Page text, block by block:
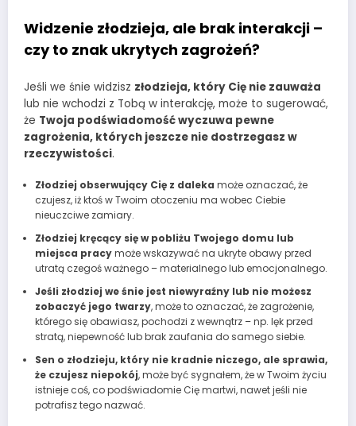
Widzenie złodzieja, ale brak interakcji –
czy to znak ukrytych zagrożeń?
Jeśli we śnie widzisz złodzieja, który Cię nie zauważa
lub nie wchodzi z Tobą w interakcję, może to sugerować,
że Twoja podświadomość wyczuwa pewne
zagrożenia, których jeszcze nie dostrzegasz w
rzeczywistości.
Złodziej obserwujący Cię z daleka może oznaczać, że
czujesz, iż ktoś w Twoim otoczeniu ma wobec Ciebie
nieuczciwe zamiary.
Złodziej kręcący się w pobliżu Twojego domu lub
miejsca pracymoże wskazywać na ukryte obawy przed
utratą czegoś ważnego – materialnego lub emocjonalnego.
Jeśli złodziej we śnie jest niewyraźny lub nie możesz
zobaczyć jego twarzy, może to oznaczać, że zagrożenie,
którego się obawiasz, pochodzi z wewnątrz – np. lęk przed
stratą, niepewność lub brak zaufania do samego siebie.
Sen o złodzieju, który nie kradnie niczego, ale sprawia,
że czujesz niepokój, może być sygnałem, że w Twoim życiu
istnieje coś, co podświadomie Cię martwi, nawet jeśli nie
potrafisz tego nazwać.